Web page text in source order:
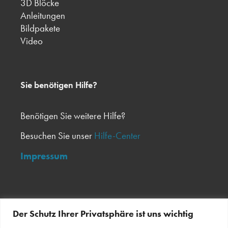
Der Schutz Ihrer Privatsphäre ist uns wichtig
3D Blöcke
Anleitungen
Bildpakete
Video
Sie benötigen Hilfe?
Benötigen Sie weitere Hilfe?
Besuchen Sie unser Hilfe-Center
Impressum